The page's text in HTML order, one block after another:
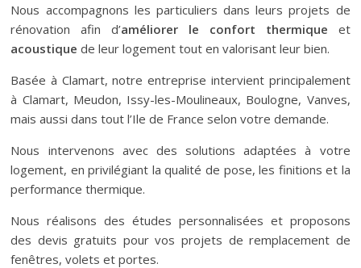
Nous accompagnons les particuliers dans leurs projets de
rénovation afin d’améliorer le confort thermique et
acoustique de leur logement tout en valorisant leur bien.
Basée à Clamart, notre entreprise intervient principalement
à Clamart, Meudon, Issy-les-Moulineaux, Boulogne, Vanves,
mais aussi dans tout l’Ile de France selon votre demande.
Nous intervenons avec des solutions adaptées à votre
logement, en privilégiant la qualité de pose, les finitions et la
performance thermique.
Nous réalisons des études personnalisées et proposons
des devis gratuits pour vos projets de remplacement de
fenêtres, volets et portes.